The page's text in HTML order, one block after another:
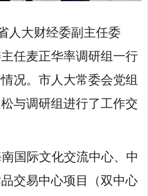
人大财经委副主任委
任麦正华率调研组一行
况。市人大常委会党组
与调研组进行了工作交
国际文化交流中心、中
交易中心项目（双中心